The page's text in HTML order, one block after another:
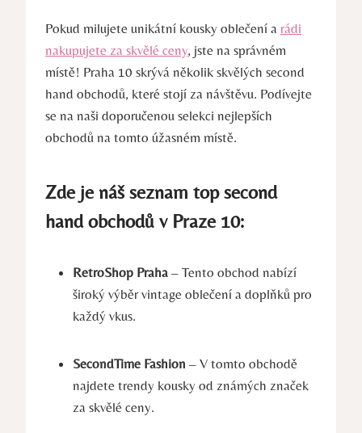
Pokud milujete unikátní kousky oblečení a rádi
nakupujete za skvělé ceny, jste na správném
místě! Praha 10 skrývá několik skvělých second
hand obchodů, které stojí za návštěvu. Podívejte
se na naši doporučenou selekci nejlepších
obchodů na tomto úžasném místě.
Zde je náš seznam top second
hand obchodů v Praze 10:
RetroShop Praha – Tento obchod nabízí
široký výběr vintage oblečení a doplňků pro
každý vkus.
SecondTime Fashion – V tomto obchodě
najdete trendy kousky od známých značek
za skvělé ceny.